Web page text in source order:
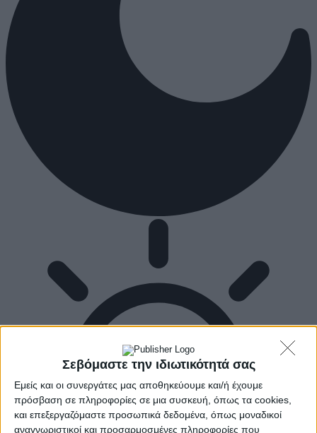
Σεβόμαστε την ιδιωτικότητά σας
Εμείς και οι συνεργάτες μας αποθηκεύουμε και/ή έχουμε
πρόσβαση σε πληροφορίες σε μια συσκευή, όπως τα cookies,
και επεξεργαζόμαστε προσωπικά δεδομένα, όπως μοναδικοί
αναγνωριστικοί και προσαρμοσμένες πληροφορίες που